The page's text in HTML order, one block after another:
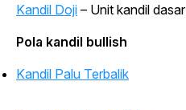
Kandil Doji – Unit kandil dasar
Pola kandil bullish
Kandil Palu Terbalik